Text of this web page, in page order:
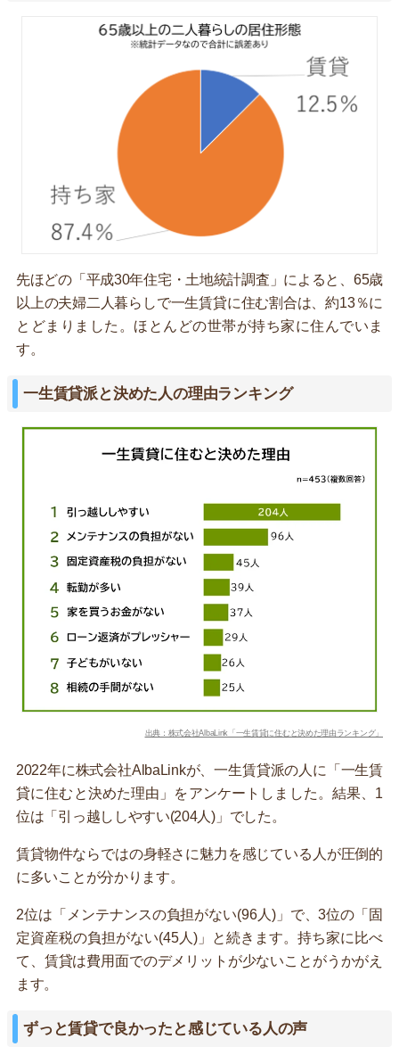
先ほどの「平成30年住宅・土地統計調査」によると、65歳
以上の夫婦二人暮らしで一生賃貸に住む割合は、約13％に
とどまりました。ほとんどの世帯が持ち家に住んでいま
す。
一生賃貸派と決めた人の理由ランキング
出典：株式会社AlbaLink「一生賃貸に住むと決めた理由ランキング」
2022年に株式会社AlbaLinkが、一生賃貸派の人に「一生賃
貸に住むと決めた理由」をアンケートしました。結果、1
位は「引っ越ししやすい(204人)」でした。
賃貸物件ならではの身軽さに魅力を感じている人が圧倒的
に多いことが分かります。
2位は「メンテナンスの負担がない(96人)」で、3位の「固
定資産税の負担がない(45人)」と続きます。持ち家に比べ
て、賃貸は費用面でのデメリットが少ないことがうかがえ
ます。
ずっと賃貸で良かったと感じている人の声